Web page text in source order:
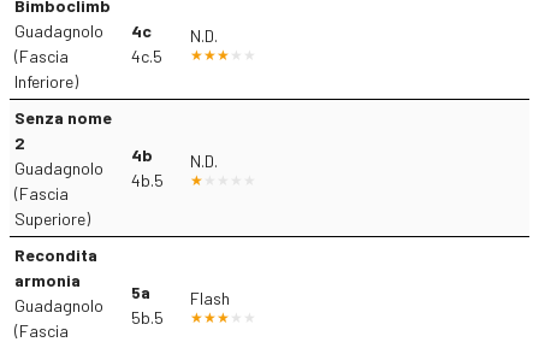
Bimboclimb
Guadagnolo
(Fascia
Inferiore)
4c
4c.5
N.D.
Senza nome
2
Guadagnolo
(Fascia
Superiore)
4b
4b.5
N.D.
Recondita
armonia
Guadagnolo
(Fascia
5a
5b.5
Flash